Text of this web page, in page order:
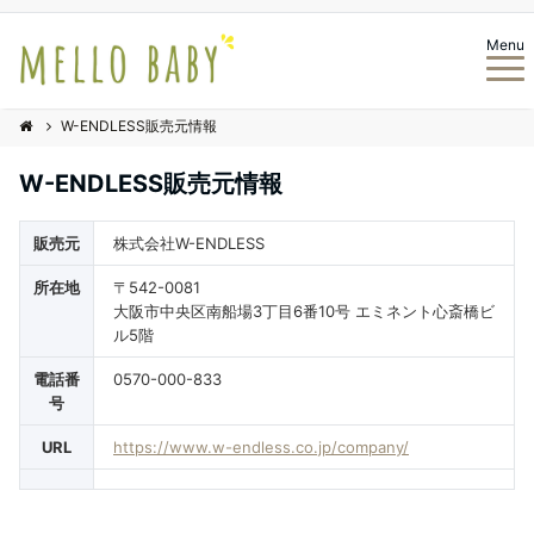
Menu
W-ENDLESS販売元情報
W-ENDLESS販売元情報
販売元 株式会社W-ENDLESS
所在地
〒542-0081
大阪市中央区南船場3丁目6番10号 エミネント心斎橋ビ
ル5階
電話番
号
0570-000-833
URL https://www.w-endless.co.jp/company/